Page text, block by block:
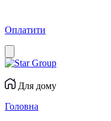
Оплатити
Для дому
Головна